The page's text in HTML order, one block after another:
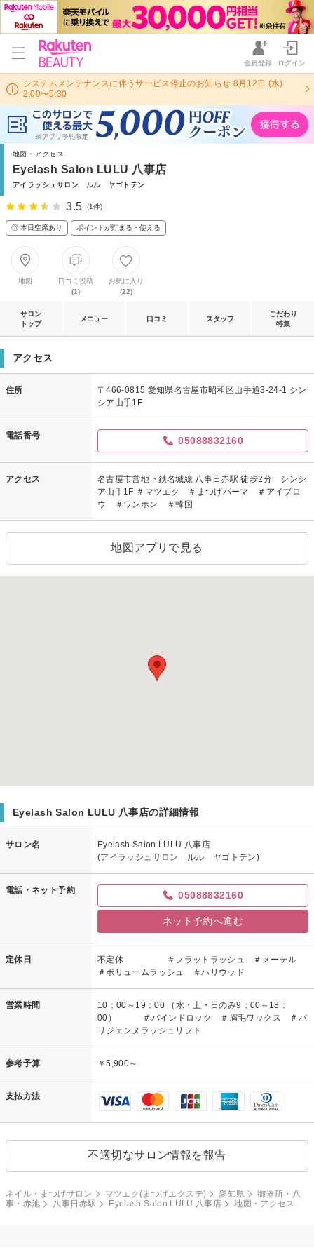
会員登録 ログイン
システムメンテナンスに伴うサービス停止のお知らせ 8月12日 (水)
2:00〜5:30
地図・アクセス
Eyelash Salon LULU 八事店
アイラッシュサロン ルル ヤゴトテン
3.5 (1件)
◎ 本日空席あり ポイントが貯まる・使える
地図
口コミ投稿
(1)
お気に入り
(22)
サロン
トップ
メニュー 口コミ スタッフ
こだわり
特集
アクセス
住所
〒466-0815 愛知県名古屋市昭和区山手通3-24-1 シン
シア山手1F
電話番号 05088832160
アクセス
名古屋市営地下鉄名城線 八事日赤駅 徒歩2分 シンシ
ア山手1F ＃マツエク ＃まつげパーマ ＃アイブロ
ウ ＃ワンホン ＃韓国
地図アプリで見る
Eyelash Salon LULU 八事店の詳細情報
サロン名
Eyelash Salon LULU 八事店
(アイラッシュサロン ルル ヤゴトテン)
電話・ネット予約 05088832160
ネット予約へ進む
定休日
不定休 ＃フラットラッシュ ＃メーテル
＃ボリュームラッシュ ＃ハリウッド
営業時間
10：00～19：00 （水・土・日のみ9：00～18：
00） ＃バインドロック ＃眉毛ワックス ＃パ
リジェンヌラッシュリフト
参考予算 ￥5,900～
支払方法
不適切なサロン情報を報告
ネイル・まつげサロン マツエク(まつげエクステ) 愛知県
御器所・八
事・赤池
八事日赤駅 Eyelash Salon LULU 八事店 地図・アクセス